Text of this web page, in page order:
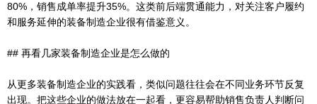
80%，销售成单率提升35%。这类前后端贯通能力，对关注客户履约
和服务延伸的装备制造企业很有借鉴意义。
## 再看几家装备制造企业是怎么做的
从更多装备制造企业的实践看，类似问题往往会在不同业务环节反复
出现。把这些企业的做法放在一起看，更容易帮助销售负责人判断问